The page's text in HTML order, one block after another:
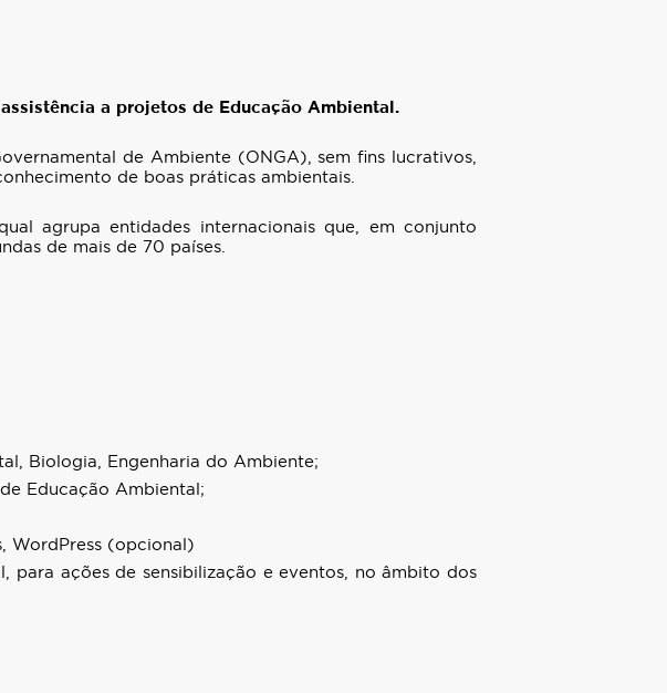
a projetos de Educação Ambiental.
de Ambiente (ONGA), sem fins lucrativos,
de boas práticas ambientais.
agrupa entidades internacionais que, em conjunto
de mais de 70 países.
Biologia, Engenharia do Ambiente;
Educação Ambiental;
WordPress (opcional)
para ações de sensibilização e eventos, no âmbito dos